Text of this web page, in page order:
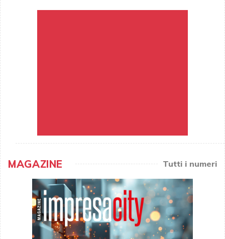
MAGAZINE Tutti i numeri